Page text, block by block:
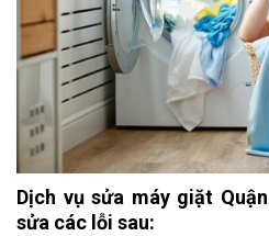
Dịch vụ sửa máy giặt
sửa các lỗi sau: